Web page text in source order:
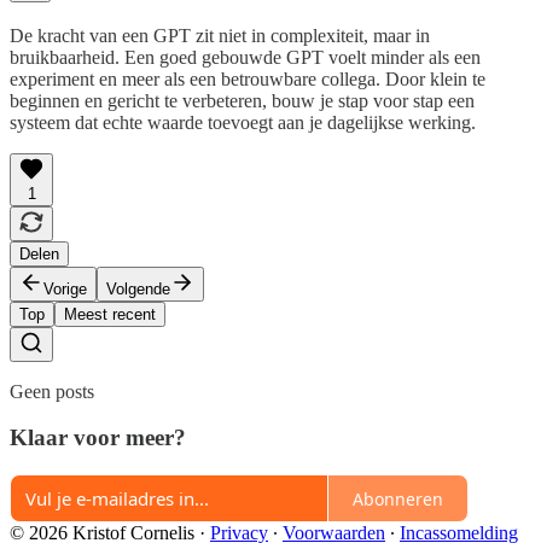
De kracht van een GPT zit niet in complexiteit, maar in
bruikbaarheid. Een goed gebouwde GPT voelt minder als een
experiment en meer als een betrouwbare collega. Door klein te
beginnen en gericht te verbeteren, bouw je stap voor stap een
systeem dat echte waarde toevoegt aan je dagelijkse werking.
1
Delen
Vorige
Volgende
Top
Meest recent
Geen posts
Klaar voor meer?
Abonneren
© 2026 Kristof Cornelis · Privacy ∙ Voorwaarden ∙ Incassomelding